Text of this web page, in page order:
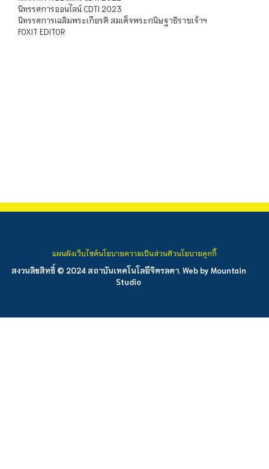
นิทรรศการออนไลน์ CDTI 2023
นิทรรศการเฉลิมพระเกียรติ สมเด็จพระกนิษฐาธิราชเจ้าฯ
FOXIT EDITOR
สงวนลิขสิทธิ์ © 2024 สถาบันเทคโนโลยีจิตรลดา. Web by Mountain
Studio
แผนผังเว็บไซต์นโยบายความเป็นส่วนตัวนโยบายคุกกี้